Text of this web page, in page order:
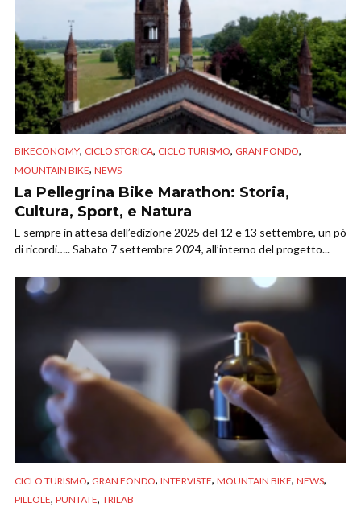
BIKECONOMY, CICLO STORICA, CICLO TURISMO, GRAN FONDO,
MOUNTAIN BIKE, NEWS
La Pellegrina Bike Marathon: Storia,
Cultura, Sport, e Natura
E sempre in attesa dell’edizione 2025 del 12 e 13 settembre, un pò
di ricordi….. Sabato 7 settembre 2024, all’interno del progetto...
CICLO TURISMO, GRAN FONDO, INTERVISTE, MOUNTAIN BIKE, NEWS,
PILLOLE, PUNTATE, TRILAB